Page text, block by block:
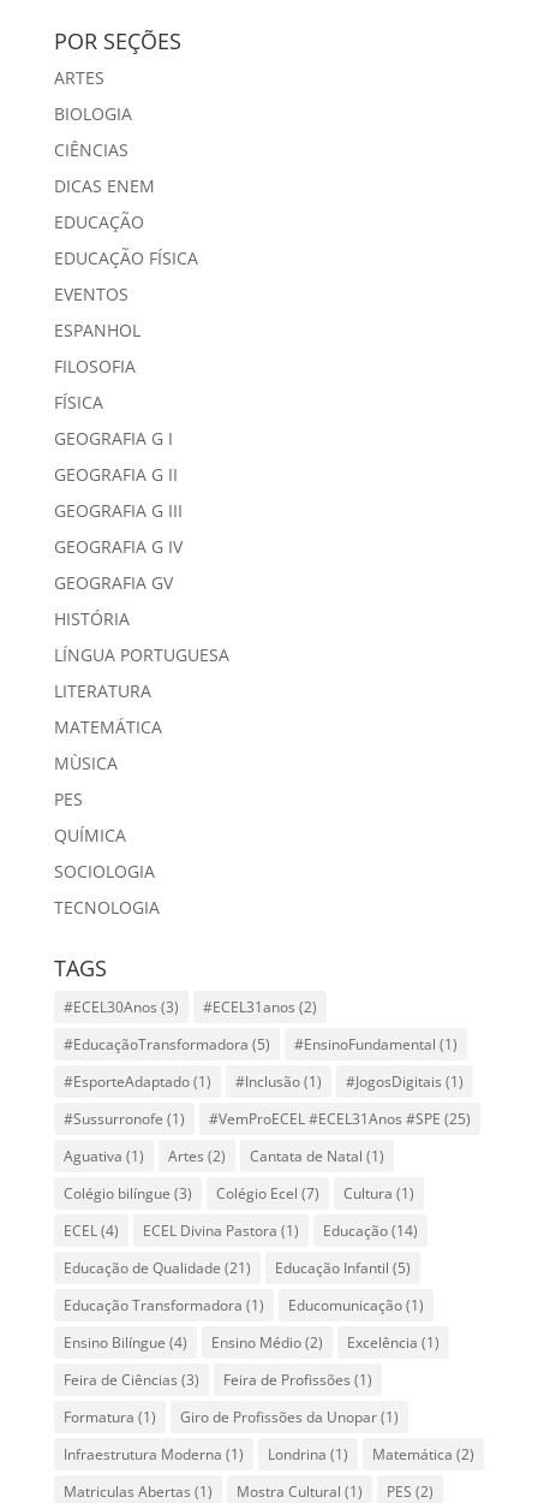
POR SEÇÕES
ARTES
BIOLOGIA
CIÊNCIAS
DICAS ENEM
EDUCAÇÃO
EDUCAÇÃO FÍSICA
EVENTOS
ESPANHOL
FILOSOFIA
FÍSICA
GEOGRAFIA G I
GEOGRAFIA G II
GEOGRAFIA G III
GEOGRAFIA G IV
GEOGRAFIA GV
HISTÓRIA
LÍNGUA PORTUGUESA
LITERATURA
MATEMÁTICA
MÙSICA
PES
QUÍMICA
SOCIOLOGIA
TECNOLOGIA
TAGS
#ECEL30Anos (3) #ECEL31anos (2)
#EducaçãoTransformadora (5) #EnsinoFundamental (1)
#EsporteAdaptado(1) #Inclusão(1) #JogosDigitais (1)
#Sussurronofe (1) #VemProECEL #ECEL31Anos #SPE (25)
Aguativa (1) Artes (2) Cantata de Natal (1)
Colégio bilíngue (3) Colégio Ecel (7) Cultura (1)
ECEL(4) ECEL Divina Pastora (1) Educação(14)
Educação de Qualidade (21) Educação Infantil (5)
Educação Transformadora (1) Educomunicação(1)
Ensino Bilíngue (4) Ensino Médio(2) Excelência (1)
Feira de Ciências (3) Feira de Profissões (1)
Formatura (1) Giro de Profissões da Unopar(1)
Infraestrutura Moderna (1) Londrina (1) Matemática (2)
Matriculas Abertas (1) Mostra Cultural (1) PES (2)